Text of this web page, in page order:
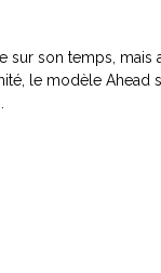
sur son temps, mais
le modèle Ahead